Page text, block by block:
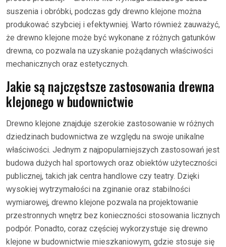
suszenia i obróbki, podczas gdy drewno klejone można
produkować szybciej i efektywniej. Warto również zauważyć,
że drewno klejone może być wykonane z różnych gatunków
drewna, co pozwala na uzyskanie pożądanych właściwości
mechanicznych oraz estetycznych.
Jakie są najczęstsze zastosowania drewna
klejonego w budownictwie
Drewno klejone znajduje szerokie zastosowanie w różnych
dziedzinach budownictwa ze względu na swoje unikalne
właściwości. Jednym z najpopularniejszych zastosowań jest
budowa dużych hal sportowych oraz obiektów użyteczności
publicznej, takich jak centra handlowe czy teatry. Dzięki
wysokiej wytrzymałości na zginanie oraz stabilności
wymiarowej, drewno klejone pozwala na projektowanie
przestronnych wnętrz bez konieczności stosowania licznych
podpór. Ponadto, coraz częściej wykorzystuje się drewno
klejone w budownictwie mieszkaniowym, gdzie stosuje się